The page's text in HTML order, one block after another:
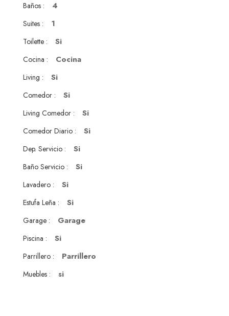
Baños : 4
Suites : 1
Toilette : Si
Cocina : Cocina
Living : Si
Comedor : Si
Living Comedor : Si
Comedor Diario : Si
Dep. Servicio : Si
Baño Servicio : Si
Lavadero : Si
Estufa Leña : Si
Garage : Garage
Piscina : Si
Parrillero : Parrillero
Muebles : si